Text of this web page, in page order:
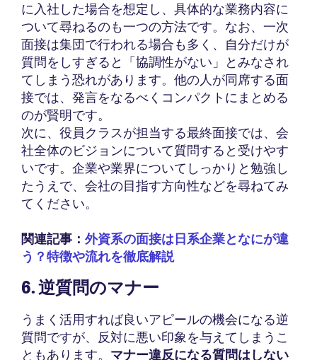
に入社した場合を想定し、具体的な業務内容に
ついて尋ねるのも一つの方法です。なお、一次
面接は集団で行われる場合も多く、自分だけが
質問をしすぎると「協調性がない」とみなされ
てしまう恐れがあります。他の人が同席する面
接では、発言をなるべくコンパクトにまとめる
のが賢明です。
次に、役員クラスが担当する最終面接では、会
社全体のビジョンについて質問すると受けやす
いです。企業や業界についてしっかりと勉強し
たうえで、会社の目指す方向性などを尋ねてみ
てください。
関連記事： 外資系の面接は日系企業となにが違
う？特徴や流れを徹底解説
6. 逆質問のマナー
うまく活用すれば良いアピールの機会になる逆
質問ですが、反対に悪い印象を与えてしまうこ
ともあります。 マナー違反になる質問はしない